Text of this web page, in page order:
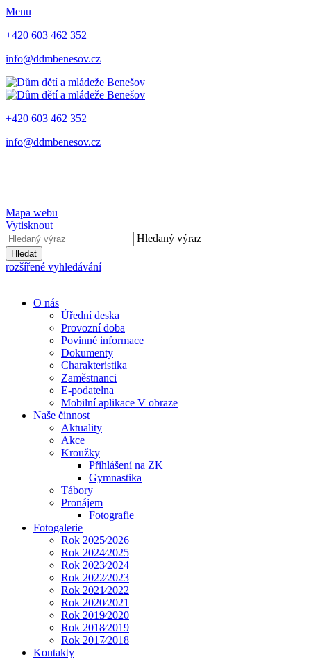
Menu
+420 603 462 352
info@ddmbenesov.cz
+420 603 462 352
info@ddmbenesov.cz
Mapa webu
Vytisknout
Hledaný výraz
Hledat
rozšířené vyhledávání
O nás
Úřední deska
Provozní doba
Povinné informace
Dokumenty
Charakteristika
Zaměstnanci
E-podatelna
Mobilní aplikace V obraze
Naše činnost
Aktuality
Akce
Kroužky
Přihlášení na ZK
Gymnastika
Tábory
Pronájem
Fotografie
Fotogalerie
Rok 2025⁄2026
Rok 2024⁄2025
Rok 2023⁄2024
Rok 2022⁄2023
Rok 2021⁄2022
Rok 2020⁄2021
Rok 2019⁄2020
Rok 2018⁄2019
Rok 2017⁄2018
Kontakty